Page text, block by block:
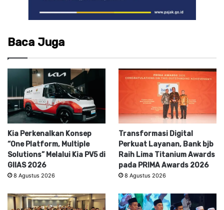
Baca Juga
Kia Perkenalkan Konsep
“One Platform, Multiple
Solutions” Melalui Kia PV5 di
GIIAS 2026
8 Agustus 2026
Transformasi Digital
Perkuat Layanan, Bank bjb
Raih Lima Titanium Awards
pada PRIMA Awards 2026
8 Agustus 2026